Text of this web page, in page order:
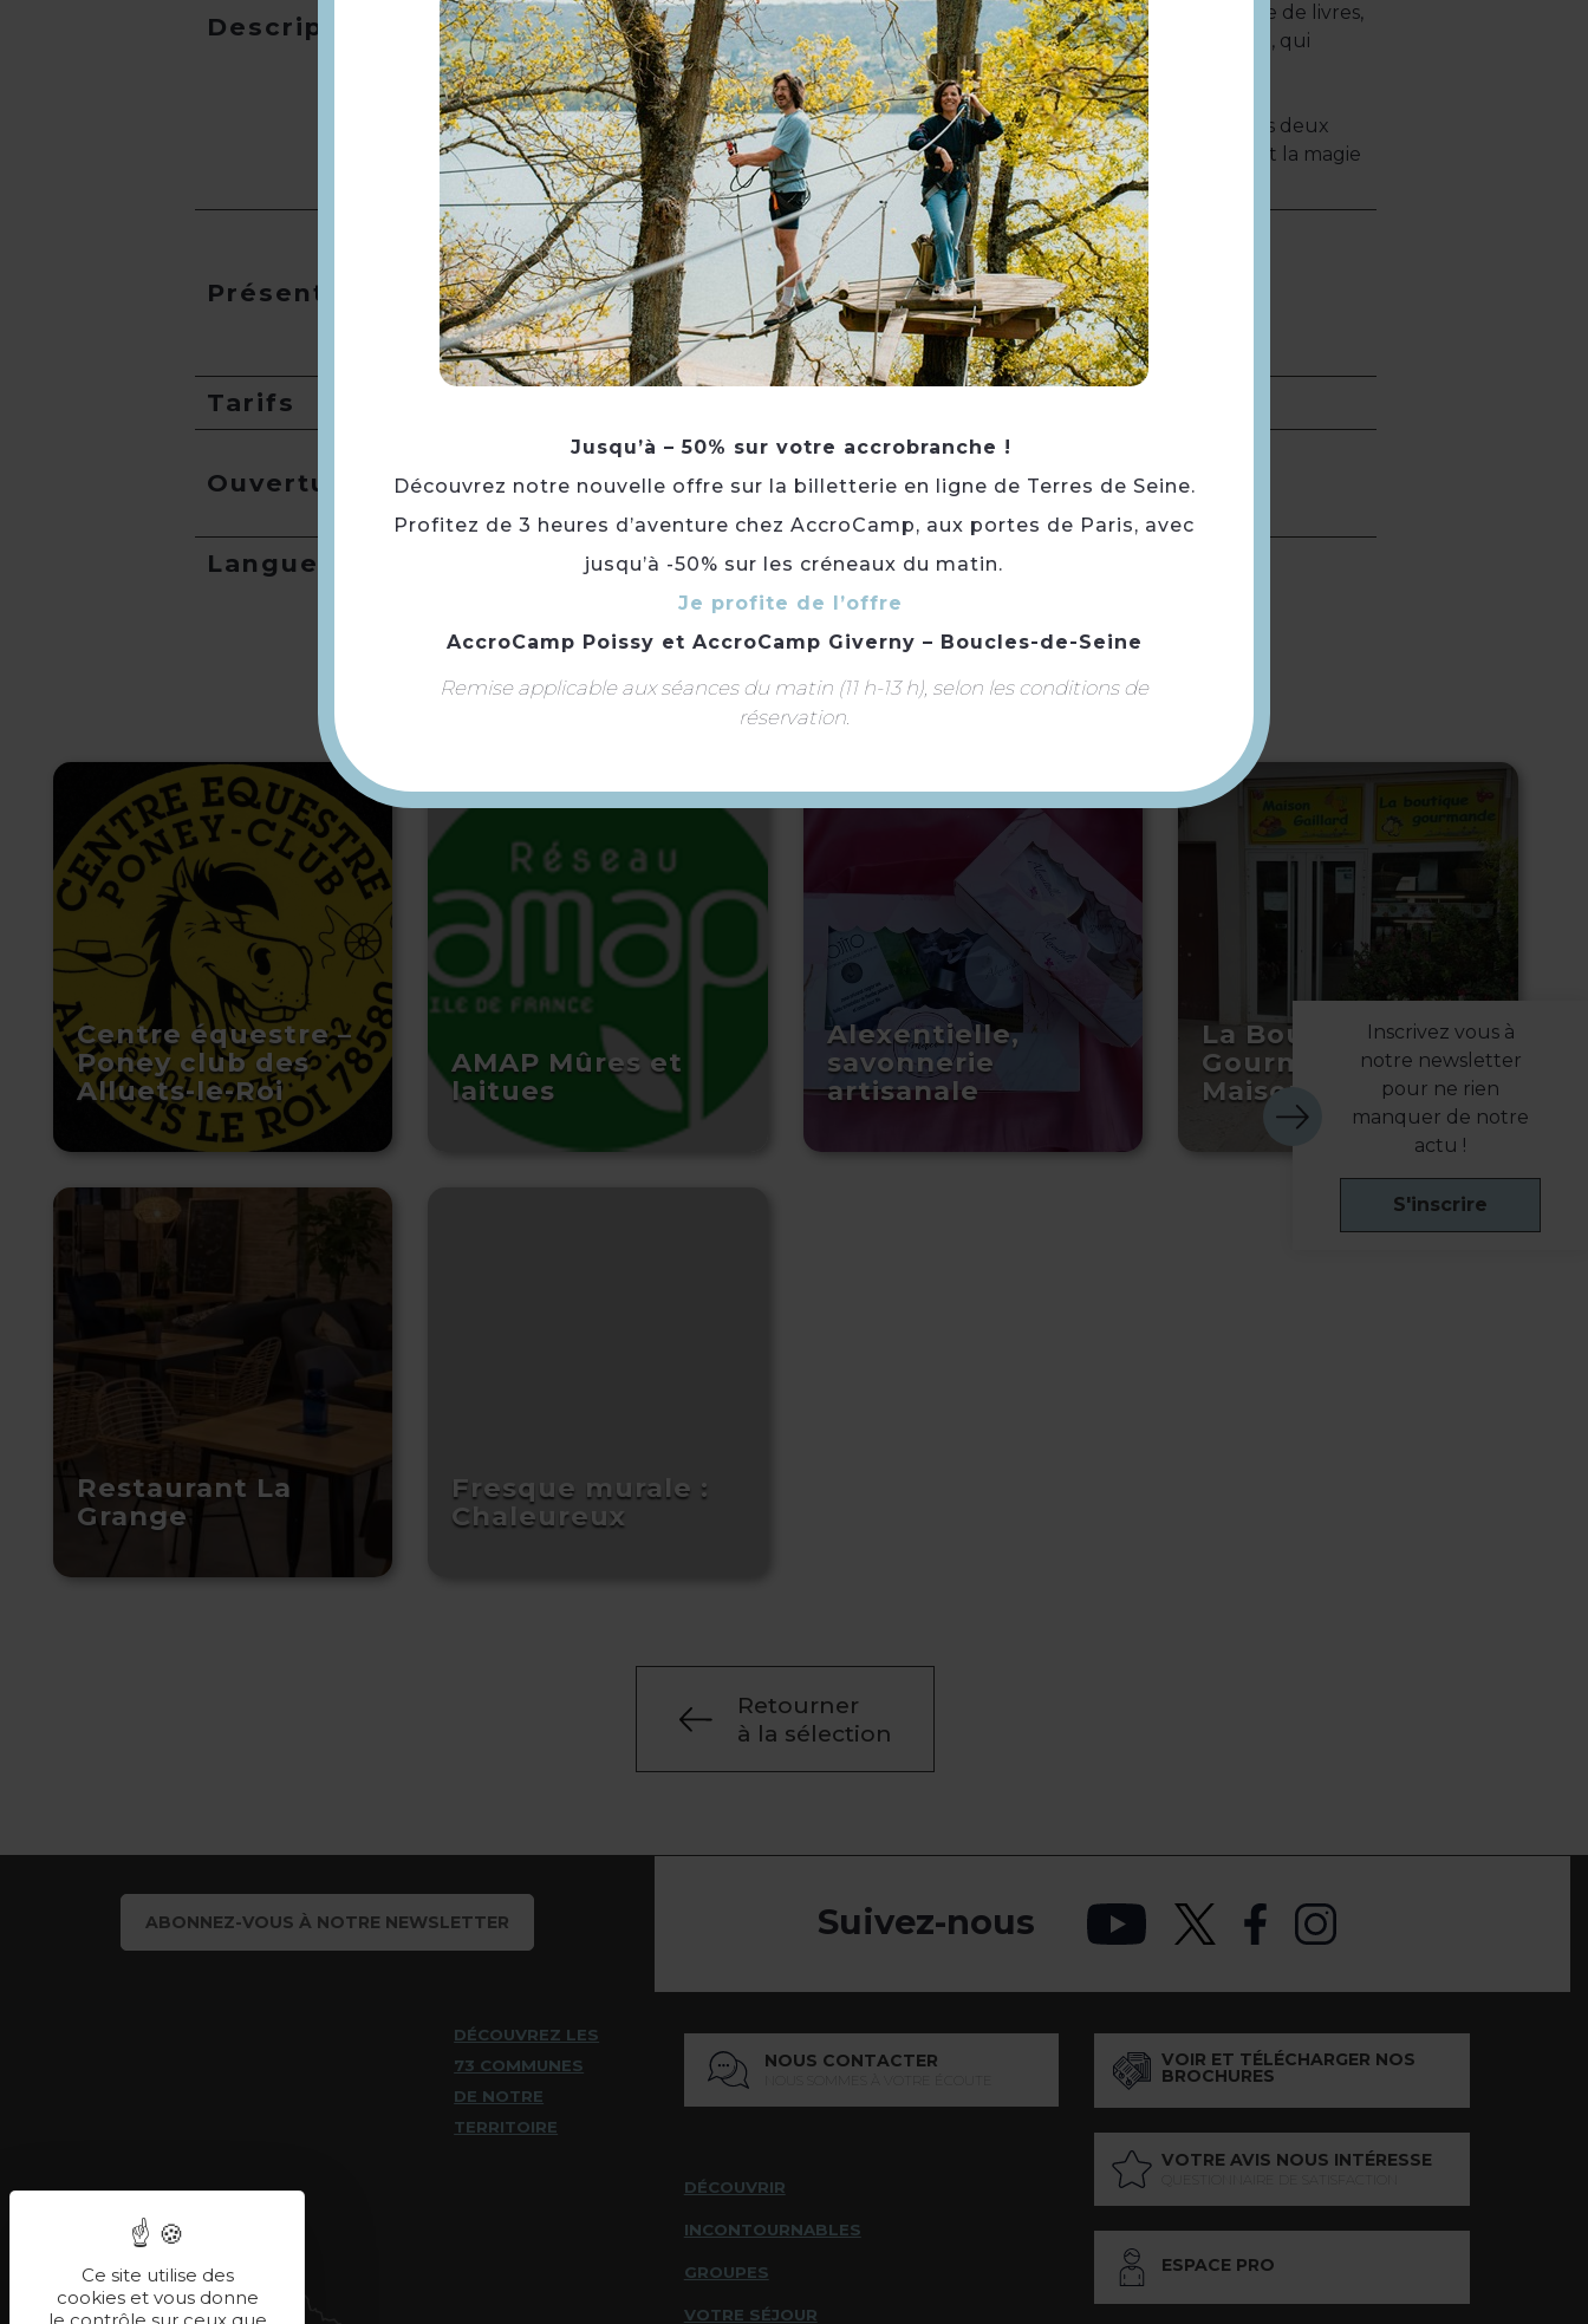
Description
Tout au long du week-end, une foule d’animations rythme la fête : braderie de livres,
séances de contes, promenades à poney, et bien sûr la venue du Père Noël, qui
offrira des dédicaces personnalisées pour enchanter les enfants.
Entre deux découvertes, profitez de la restauration sur place disponible les deux
jours, parfaite pour prolonger un moment convivial et savourer pleinement la magie
de Noël.
Présentation
Type(s) :Manifestations commerciales
Catégorie(s) :
Marché · Braderie · Foire ou salon
Thème(s) :Artisanat
Portée :Départementale
Nbre de participant(s) attendu(s) :35
Tarifs
Ouverture
10h-18h le samedi et 10h-17h le dimanche.
Langues Langue(s) parlée(s) :Français
À voir aussi ...
Centre équestre –
Poney club des
Alluets-le-Roi
AMAP Mûres et
laitues
Alexentielle,
savonnerie
artisanale
La Boutique
Gourmande –
Maison Gaillard
Restaurant La
Grange
Fresque murale :
Chaleureux
Retourner
à la sélection
Inscrivez vous à
notre newsletter
pour ne rien
manquer de notre
actu !
S'inscrire
ABONNEZ-VOUS À NOTRE NEWSLETTER
DÉCOUVREZ LES
73 COMMUNES
DE NOTRE
TERRITOIRE
Suivez-nous
NOUS CONTACTER
DÉCOUVRIR
INCONTOURNABLES
GROUPES
VOTRE SÉJOUR
VOIR ET TÉLÉCHARGER NOS
BROCHURES
VOTRE AVIS NOUS INTÉRESSE
ESPACE PRO
Jusqu’à – 50% sur votre accrobranche !
Découvrez notre nouvelle offre sur la billetterie en ligne de Terres de Seine.
Profitez de 3 heures d’aventure chez AccroCamp, aux portes de Paris, avec
jusqu’à -50% sur les créneaux du matin.
Je profite de l’offre
AccroCamp Poissy et AccroCamp Giverny – Boucles-de-Seine
Remise applicable aux séances du matin (11 h-13 h), selon les conditions de
réservation.
Ce site utilise des
cookies et vous donne